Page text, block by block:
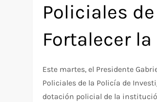
Policiales
Fortalecer
Este martes, el Presidente
Policiales de la Policía de
dotación policial de la